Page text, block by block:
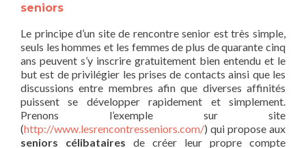
seniors
Le principe d’un site de rencontre senior est très simple,
seuls les hommes et les femmes de plus de quarante cinq
ans peuvent s’y inscrire gratuitement bien entendu et le
but est de privilégier les prises de contacts ainsi que les
discussions entre membres afin que diverses affinités
puissent se développer rapidement et simplement.
Prenons l’exemple sur site
(http://www.lesrencontresseniors.com/) qui propose aux
seniors célibataires de créer leur propre compte